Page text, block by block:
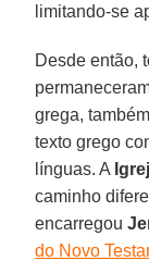
limitando-se
Desde então,
grega,
texto grego
línguas. A
caminho
encarregou
do Novo